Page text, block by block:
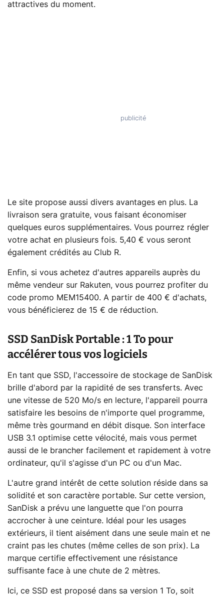
attractives du moment.
Le site propose aussi divers avantages en plus. La
livraison sera gratuite, vous faisant économiser
quelques euros supplémentaires. Vous pourrez régler
votre achat en plusieurs fois. 5,40 € vous seront
également crédités au Club R.
Enfin, si vous achetez d'autres appareils auprès du
même vendeur sur Rakuten, vous pourrez profiter du
code promo MEM15400. A partir de 400 € d'achats,
vous bénéficierez de 15 € de réduction.
SSD SanDisk Portable : 1 To pour
accélérer tous vos logiciels
En tant que SSD, l'accessoire de stockage de SanDisk
brille d'abord par la rapidité de ses transferts. Avec
une vitesse de 520 Mo/s en lecture, l'appareil pourra
satisfaire les besoins de n'importe quel programme,
même très gourmand en débit disque. Son interface
USB 3.1 optimise cette vélocité, mais vous permet
aussi de le brancher facilement et rapidement à votre
ordinateur, qu'il s'agisse d'un PC ou d'un Mac.
L'autre grand intérêt de cette solution réside dans sa
solidité et son caractère portable. Sur cette version,
SanDisk a prévu une languette que l'on pourra
accrocher à une ceinture. Idéal pour les usages
extérieurs, il tient aisément dans une seule main et ne
craint pas les chutes (même celles de son prix). La
marque certifie effectivement une résistance
suffisante face à une chute de 2 mètres.
Ici, ce SSD est proposé dans sa version 1 To, soit